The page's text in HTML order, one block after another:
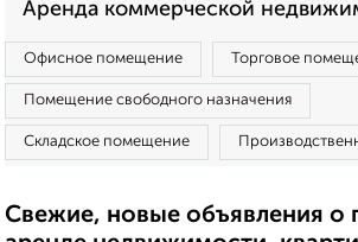
Аренда коммерческой
Офисное помещение Торговое
Помещение свободного назначения
Складское помещение
Свежие, новые объявления о